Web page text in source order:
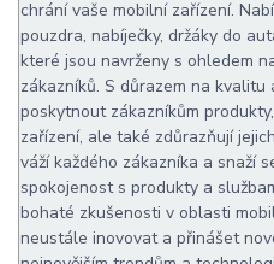
chrání vaše mobilní zařízení.
pouzdra, nabíječky, držáky do
které jsou navrženy s ohledem
zákazníků. S důrazem na kvalitu
poskytnout zákazníkům
zařízení, ale také zdůrazňují
váží každého zákazníka a snaží
spokojenost s produkty a
bohaté zkušenosti v oblasti
neustále inovovat a přinášet